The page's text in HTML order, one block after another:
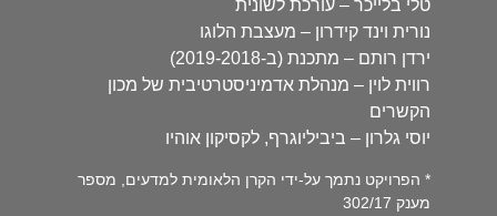
טלי בלייכר – עורכת לשונית
נורית וינד קידרון – מעצבת הלוגו
ירדן רותם – מתכנת (ב-2019-2018)
רווית לוין – מנהלת אדמיניסטרטיבית של מכון
הקשרים
יוסי גלרון – ביביליוגרף, לקסיקון אוהיו
* הפרויקט נתמך על-ידי הקרן הלאומית למדעים, מספר
מענק 302/17